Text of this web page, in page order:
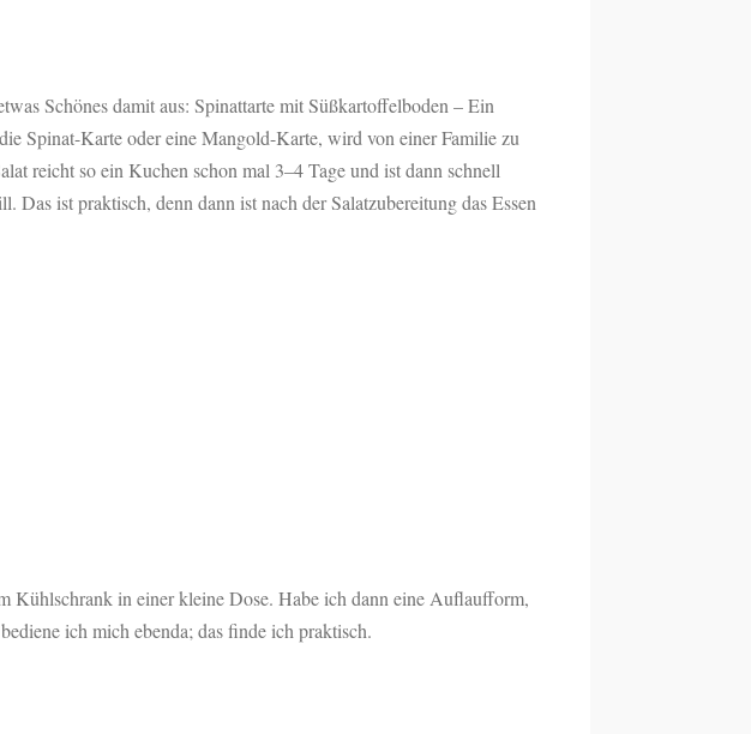
Schönes damit aus: Spinattarte mit Süßkartoffelboden – Ein
Spinat-Karte oder eine Mangold-Karte, wird von einer Familie zu
reicht so ein Kuchen schon mal 3–4 Tage und ist dann schnell
ist praktisch, denn dann ist nach der Salatzubereitung das Essen
Kühlschrank in einer kleine Dose. Habe ich dann eine Auflaufform,
ich mich ebenda; das finde ich praktisch.